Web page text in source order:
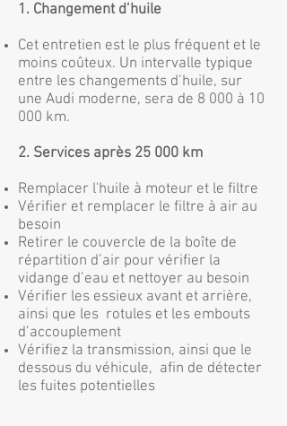
1. Changement d’huile
Cet entretien est le plus fréquent et le
moins coûteux. Un intervalle typique
entre les changements d’huile, sur
une Audi moderne, sera de 8 000 à 10
000 km.
2. Services après 25 000 km
Remplacer l'huile à moteur et le filtre
Vérifier et remplacer le filtre à air au
besoin
Retirer le couvercle de la boîte de
répartition d’air pour vérifier la
vidange d’eau et nettoyer au besoin
Vérifier les essieux avant et arrière,
ainsi que les rotules et les embouts
d’accouplement
Vérifiez la transmission, ainsi que le
dessous du véhicule, afin de détecter
les fuites potentielles